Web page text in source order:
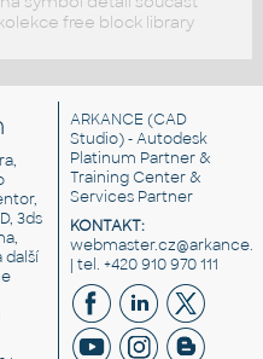
free block library
3ds
další
ARKANCE (CAD
Studio) - Autodesk
Platinum Partner &
Training Center &
Services Partner
KONTAKT:
| tel. +420 910 970 111